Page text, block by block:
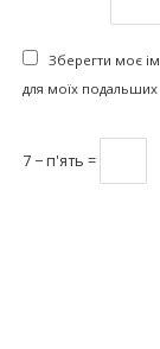
Зберегти моє
для моїх подальших
7 − п'ять =